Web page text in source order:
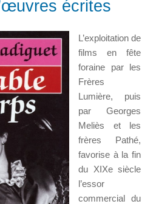
écrites
L’exploitation de
films en fête
foraine par les
Frères
Lumière, puis
par Georges
Meliès et les
frères Pathé,
favorise à la fin
du XIXe siècle
l’essor
commercial du